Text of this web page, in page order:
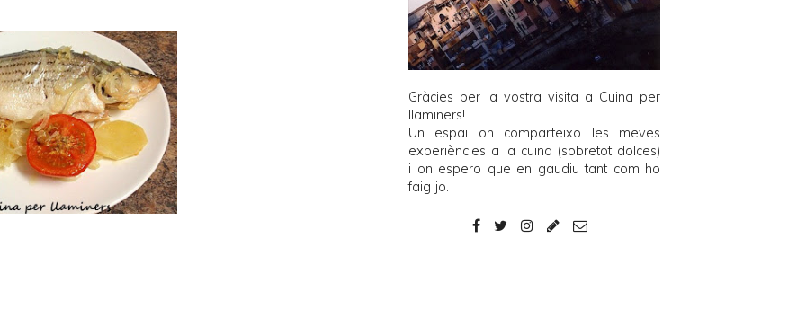
Gràcies per la vostra visita a Cuina per
llaminers!
Un espai on comparteixo les meves
experiències a la cuina (sobretot dolces)
i on espero que en gaudiu tant com ho
faig jo.